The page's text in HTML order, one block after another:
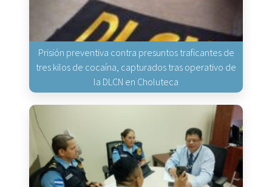
Prisión preventiva contra presuntos traficantes de
tres kilos de cocaína, capturados tras operativo de
la DLCN en Choluteca